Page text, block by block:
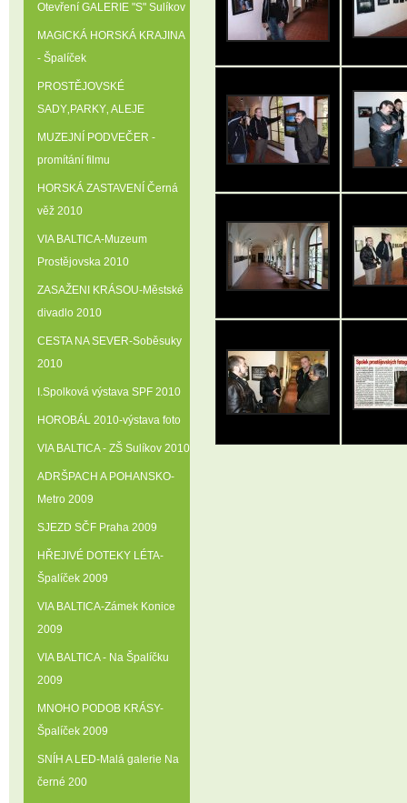
Otevření GALERIE "S" Sulíkov
MAGICKÁ HORSKÁ KRAJINA
- Špalíček
PROSTĚJOVSKÉ
SADY‚PARKY‚ ALEJE
MUZEJNÍ PODVEČER -
promítání filmu
HORSKÁ ZASTAVENÍ Černá
věž 2010
VIA BALTICA-Muzeum
Prostějovska 2010
ZASAŽENI KRÁSOU-Městské
divadlo 2010
CESTA NA SEVER-Soběsuky
2010
I.Spolková výstava SPF 2010
HOROBÁL 2010-výstava foto
VIA BALTICA - ZŠ Sulíkov 2010
ADRŠPACH A POHANSKO-
Metro 2009
SJEZD SČF Praha 2009
HŘEJIVÉ DOTEKY LÉTA-
Špalíček 2009
VIA BALTICA-Zámek Konice
2009
VIA BALTICA - Na Špalíčku
2009
MNOHO PODOB KRÁSY-
Špalíček 2009
SNÍH A LED-Malá galerie Na
černé 200